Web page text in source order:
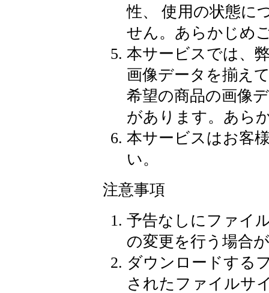
性、 使用の状態に
せん。あらかじめ
本サービスでは、
画像データを揃え
希望の商品の画像
があります。あら
本サービスはお客
い。
注意事項
予告なしにファイ
の変更を行う場合
ダウンロードする
されたファイルサ